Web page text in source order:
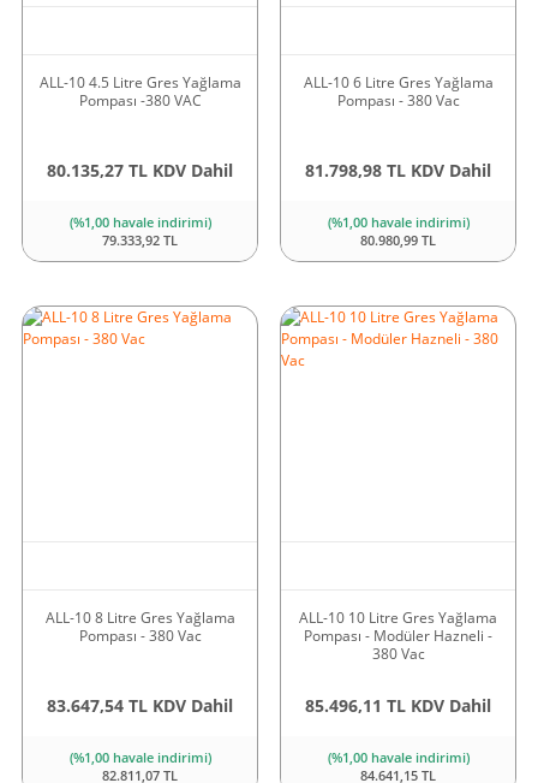
ALL-10 4.5 Litre Gres Yağlama
Pompası -380 VAC
80.135,27 TL KDV Dahil
(%1,00 havale indirimi)
79.333,92 TL
ALL-10 6 Litre Gres Yağlama
Pompası - 380 Vac
81.798,98 TL KDV Dahil
(%1,00 havale indirimi)
80.980,99 TL
ALL-10 8 Litre Gres Yağlama
Pompası - 380 Vac
83.647,54 TL KDV Dahil
(%1,00 havale indirimi)
82.811,07 TL
ALL-10 10 Litre Gres Yağlama
Pompası - Modüler Hazneli -
380 Vac
85.496,11 TL KDV Dahil
(%1,00 havale indirimi)
84.641,15 TL